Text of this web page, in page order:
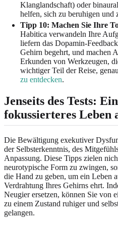
Klanglandschaft) oder
helfen, sich zu beruhigen und
Tipp 10: Machen Sie Ihre
Habitica verwandeln Ihre
liefern das Dopamin-
Gehirn begehrt, und machen
Erkunden von Werkzeugen,
wichtiger Teil der Reise,
zu entdecken.
Jenseits des Tests:
fokussierteres Leben
Die Bewältigung exekutiver
der Selbsterkenntnis, des
Anpassung. Diese Tipps zielen
neurotypische Form zu zwingen,
die Hand zu geben, um ein Leben
Verdrahtung Ihres Gehirns ehrt.
Neugier ersetzen, können Sie von
zu einem Zustand ruhiger und
gelangen.